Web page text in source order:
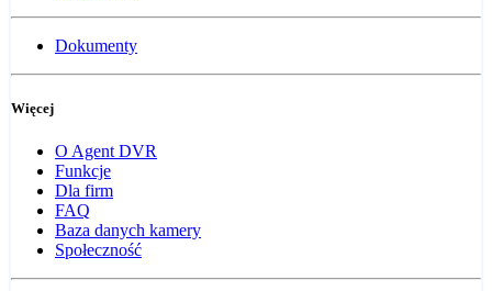
Dokumenty
Więcej
O Agent DVR
Funkcje
Dla firm
FAQ
Baza danych kamery
Społeczność